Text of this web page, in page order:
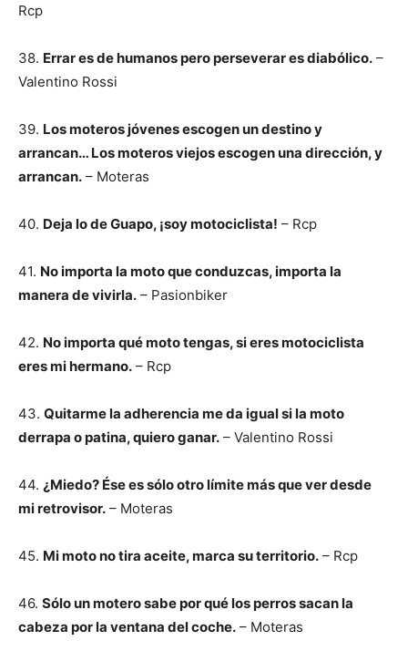
Rcp
38. Errar es de humanos pero perseverar es diabólico. –
Valentino Rossi
39. Los moteros jóvenes escogen un destino y
arrancan… Los moteros viejos escogen una dirección, y
arrancan. – Moteras
40. Deja lo de Guapo, ¡soy motociclista! – Rcp
41. No importa la moto que conduzcas, importa la
manera de vivirla. – Pasionbiker
42. No importa qué moto tengas, si eres motociclista
eres mi hermano. – Rcp
43. Quitarme la adherencia me da igual si la moto
derrapa o patina, quiero ganar. – Valentino Rossi
44. ¿Miedo? Ése es sólo otro límite más que ver desde
mi retrovisor. – Moteras
45. Mi moto no tira aceite, marca su territorio. – Rcp
46. Sólo un motero sabe por qué los perros sacan la
cabeza por la ventana del coche. – Moteras